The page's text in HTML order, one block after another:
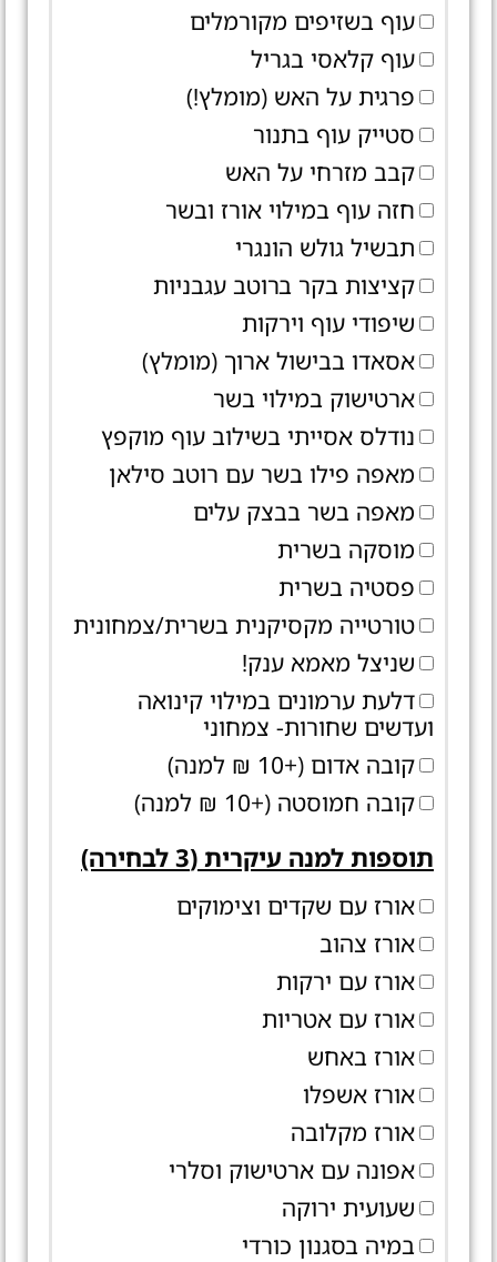
עוף בשזיפים מקורמלים
עוף קלאסי בגריל
פרגית על האש (מומלץ!)
סטייק עוף בתנור
קבב מזרחי על האש
חזה עוף במילוי אורז ובשר
תבשיל גולש הונגרי
קציצות בקר ברוטב עגבניות
שיפודי עוף וירקות
אסאדו בבישול ארוך (מומלץ)
ארטישוק במילוי בשר
נודלס אסייתי בשילוב עוף מוקפץ
מאפה פילו בשר עם רוטב סילאן
מאפה בשר בבצק עלים
מוסקה בשרית
פסטיה בשרית
טורטייה מקסיקנית בשרית/צמחונית
שניצל מאמא ענק!
דלעת ערמונים במילוי קינואה
ועדשים שחורות- צמחוני
קובה אדום (+10 ₪ למנה)
קובה חמוסטה (+10 ₪ למנה)
תוספות למנה עיקרית (3 לבחירה)
אורז עם שקדים וצימוקים
אורז צהוב
אורז עם ירקות
אורז עם אטריות
אורז באחש
אורז אשפלו
אורז מקלובה
אפונה עם ארטישוק וסלרי
שעועית ירוקה
במיה בסגנון כורדי